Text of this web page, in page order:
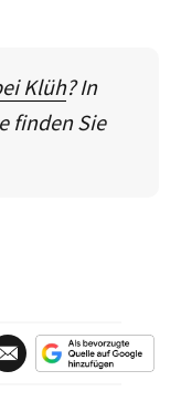
Klüh? In
finden Sie